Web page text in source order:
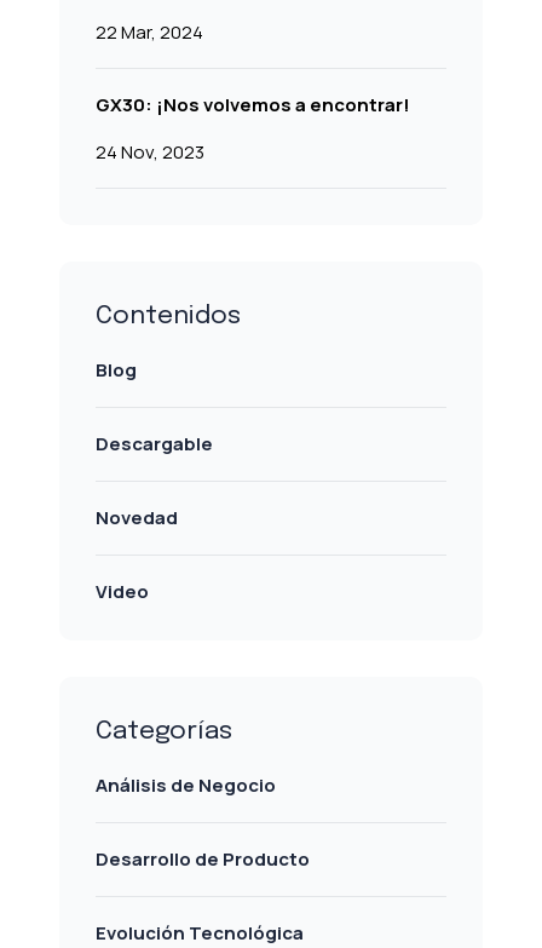
22 Mar, 2024
GX30: ¡Nos volvemos a encontrar!
24 Nov, 2023
Contenidos
Blog
Descargable
Novedad
Video
Categorías
Análisis de Negocio
Desarrollo de Producto
Evolución Tecnológica